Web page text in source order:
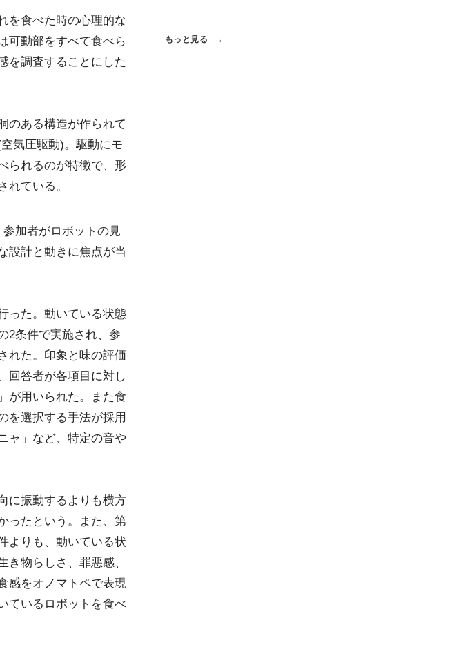
を食べた時の心理的な
可動部をすべて食べら
を調査することにした
のある構造が作られて
気圧駆動)。駆動にモ
られるのが特徴で、形
ている。
加者がロボットの見
設計と動きに焦点が当
った。動いている状態
2条件で実施され、参
れた。印象と味の評価
回答者が各項目に対し
が用いられた。また食
を選択する手法が採用
ャ」など、特定の音や
に振動するよりも横方
ったという。また、第
よりも、動いている状
物らしさ、罪悪感、
感をオノマトペで表現
ているロボットを食べ
もっと見る